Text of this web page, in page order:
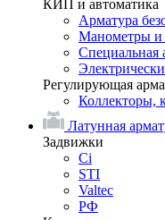
КИП и автоматика
Арматура
Манометры и
Специальная
Регулирующая
Коллекторы,
Латунная
Задвижки
Ci
STI
Valtec
РФ